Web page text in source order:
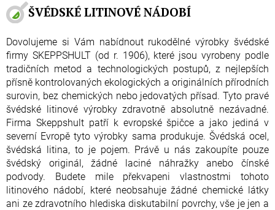
ŠVÉDSKÉ LITINOVÉ NÁDOBÍ
Dovolujeme si Vám nabídnout rukodělné výrobky švédské
firmy SKEPPSHULT (od r. 1906), které jsou vyrobeny podle
tradičních metod a technologických postupů, z nejlepších
přísně kontrolovaných ekologických a originálních přírodních
surovin, bez chemických nebo jedovatých přísad. Tyto pravé
švédské litinové výrobky zdravotně absolutně nezávadné.
Firma Skeppshult patří k evropské špičce a jako jediná v
severní Evropě tyto výrobky sama produkuje. Švédská ocel,
švédská litina, to je pojem. Právě u nás zakoupíte pouze
švédský originál, žádné laciné náhražky anebo čínské
podvody. Budete mile překvapeni vlastnostmi tohoto
litinového nádobí, které neobsahuje žádné chemické látky
ani ze zdravotního hlediska diskutabilní povrchy, vše je jen a